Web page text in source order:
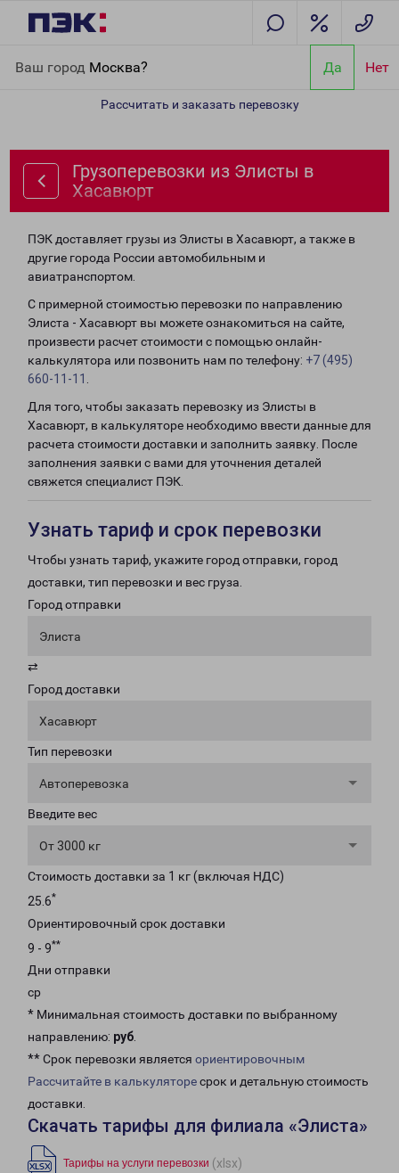
Ваш город Москва? Да Нет
Рассчитать и заказать перевозку
Грузоперевозки из Элисты в
Хасавюрт
ПЭК доставляет грузы из Элисты в Хасавюрт, а также в
другие города России автомобильным и
авиатранспортом.
С примерной стоимостью перевозки по направлению
Элиста - Хасавюрт вы можете ознакомиться на сайте,
произвести расчет стоимости с помощью онлайн-
калькулятора или позвонить нам по телефону: +7 (495)
660-11-11
Для того, чтобы заказать перевозку из Элисты в
Хасавюрт, в калькуляторе необходимо ввести данные для
расчета стоимости доставки и заполнить заявку. После
заполнения заявки с вами для уточнения деталей
свяжется специалист ПЭК.
Узнать тариф и срок перевозки
Чтобы узнать тариф, укажите город отправки, город
доставки, тип перевозки и вес груза.
Город отправки
Элиста
⇄
Город доставки
Хасавюрт
Тип перевозки
Автоперевозка
Введите вес
От 3000 кг
Стоимость доставки за 1 кг (включая НДС)
25.6*
Ориентировочный срок доставки
9 - 9**
Дни отправки
ср
* Минимальная стоимость доставки по выбранному
направлению: руб.
** Срок перевозки является ориентировочным
Рассчитайте в калькуляторесрок и детальную стоимость
доставки.
Скачать тарифы для филиала «Элиста»
Тарифы на услуги перевозки (xlsx)